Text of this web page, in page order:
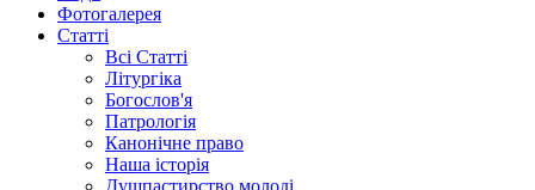
Фотогалерея
Статті
Всі Статті
Літургіка
Богослов'я
Патрологія
Канонічне право
Наша історія
Душпастирство молоді